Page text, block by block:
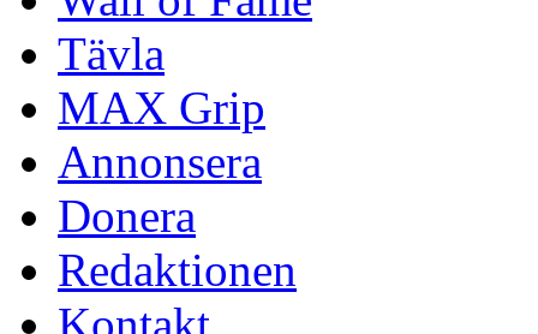
Tävla
MAX Grip
Annonsera
Donera
Redaktionen
Kontakt